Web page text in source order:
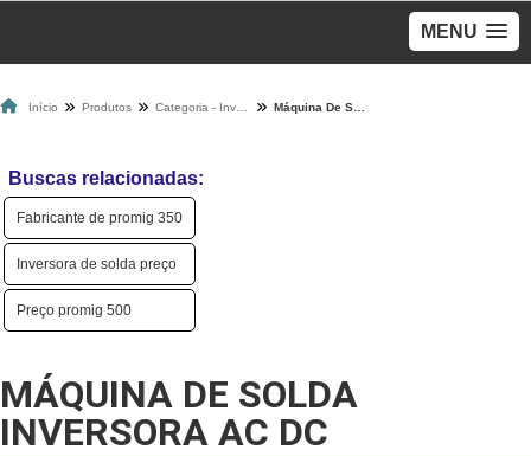
MENU
Início Produtos
Buscas relacionadas:
Fabricante de promig 350
Inversora de solda preço
Preço promig 500
MÁQUINA DE SOLDA
INVERSORA AC DC